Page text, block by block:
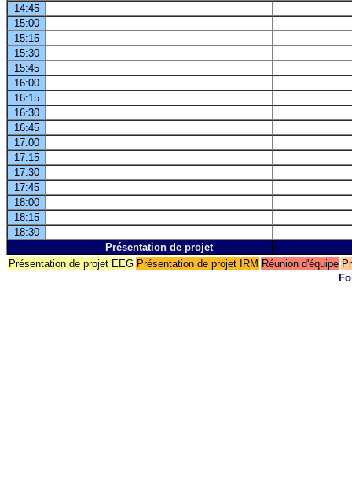
14:45
15:00
15:15
15:30
15:45
16:00
16:15
16:30
16:45
17:00
17:15
17:30
17:45
18:00
18:15
18:30
Présentation de projet
Présentation de projet EEG Présentation de projet IRM Réunion d'équipe